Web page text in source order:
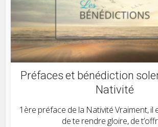
Préfaces et bénédiction
Nativité
1ère préface de la Nativité Vraiment, il
de te rendre gloire, de